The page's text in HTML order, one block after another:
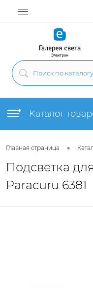
Каталог
Главная страница •
Подсветка
Paracuru 6381